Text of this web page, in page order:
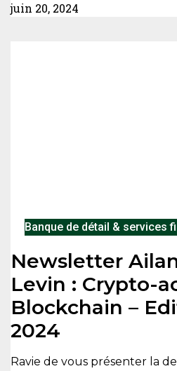
juin 20, 2024
Banque de détail & services
Newsletter
Levin : Crypto-
Blockchain –
2024
Ravie de vous présenter la